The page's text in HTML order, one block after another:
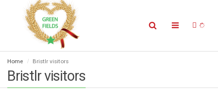
Home Bristlr visitors
Bristlr visitors